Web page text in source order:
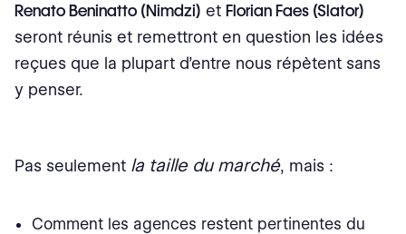
Renato Beninatto (Nimdzi) et Florian Faes (Slator)
seront réunis et remettront en question les idées
reçues que la plupart d’entre nous répètent sans
y penser.
Pas seulement la taille du marché, mais :
Comment les agences restent pertinentes du